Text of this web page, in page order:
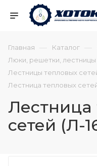
Главная — Каталог —
Люки, решетки, лестницы
Лестницы тепловых
Лестница тепловых
Лестница
сетей (Л-